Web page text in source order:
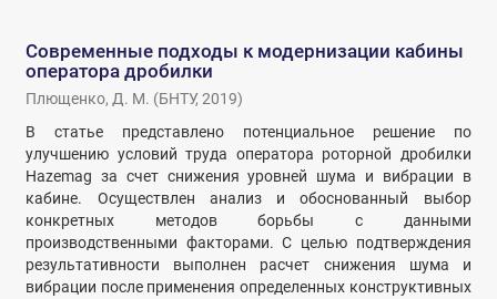
Современные подходы к модернизации кабины
оператора дробилки
Плющенко, Д. М. (БНТУ,2019)
В статье представлено потенциальное решение по
улучшению условий труда оператора роторной дробилки
Hazemag за счет снижения уровней шума и вибрации в
кабине. Осуществлен анализ и обоснованный выбор
конкретных методов борьбы с данными
производственными факторами. С целью подтверждения
результативности выполнен расчет снижения шума и
вибрации после применения определенных конструктивных